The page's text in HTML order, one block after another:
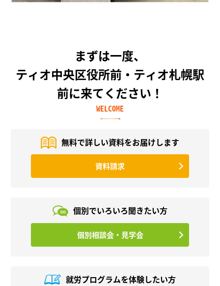
まずは一度、
ティオ中央区役所前・ティオ札幌駅
前に来てください！
WELCOME
無料で詳しい資料をお届けします
資料請求
個別でいろいろ聞きたい方
個別相談会・見学会
就労プログラムを体験したい方